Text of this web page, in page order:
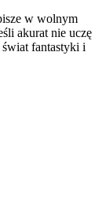
w wolnym
akurat nie uczę
fantastyki i